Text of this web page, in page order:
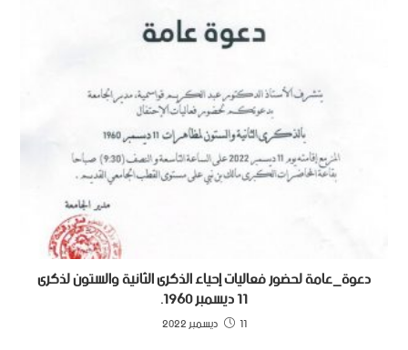
دعوة_عامة لحضور فعاليات إحياء الذكرى الثانية والستون لذكرى
11 ديسمبر 1960.
11 ديسمبر 2022